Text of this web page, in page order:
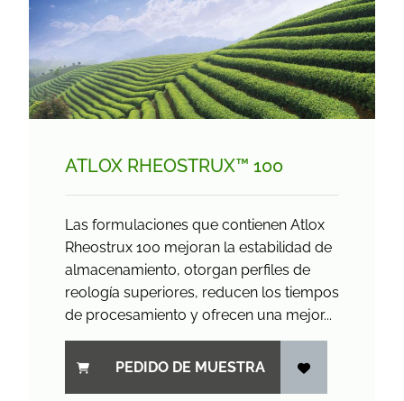
ATLOX RHEOSTRUX™ 100
Las formulaciones que contienen Atlox
Rheostrux 100 mejoran la estabilidad de
almacenamiento, otorgan perfiles de
reología superiores, reducen los tiempos
de procesamiento y ofrecen una mejor...
PEDIDO DE MUESTRA